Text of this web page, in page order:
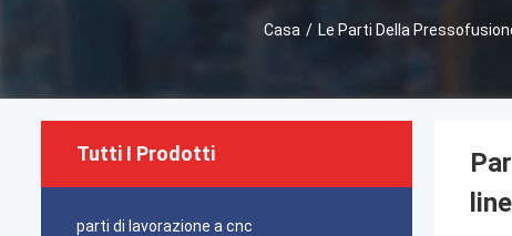
Casa / Le Parti Della
Tutti I Prodotti
parti di lavorazione a cnc